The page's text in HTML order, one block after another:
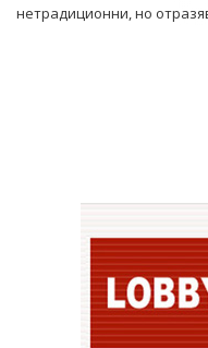
нетрадиционни, но